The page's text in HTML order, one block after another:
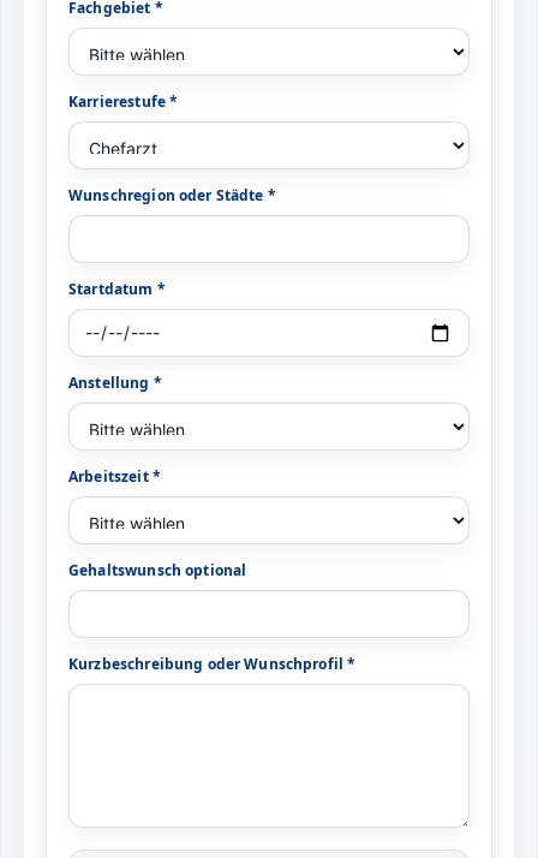
Fachgebiet *
Karrierestufe *
Wunschregion oder Städte *
Startdatum *
Anstellung *
Arbeitszeit *
Gehaltswunsch optional
Kurzbeschreibung oder Wunschprofil *